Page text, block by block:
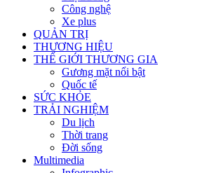
Công nghệ
Xe plus
QUẢN TRỊ
THƯƠNG HIỆU
THẾ GIỚI THƯƠNG GIA
Gương mặt nổi bật
Quốc tế
SỨC KHỎE
TRẢI NGHIỆM
Du lịch
Thời trang
Đời sống
Multimedia